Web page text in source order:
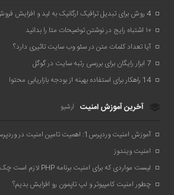
4 روش برای تبدیل ترافیک ارگانیک به لید و افزایش فروش
۱۰ اشتباه رایج در نوشتن توضیحات متا را بدانید
آیا تعداد کلمات متن در سئو وب سایت تاثیری دارد؟
7 ابزار رایگان برای بررسی رتبه سایت در گوگل
14 راهکار برای استفاده بهینه از بودجه بازاریابی محتوا
آخرین آموزش امنیت آرشیو
آموزش امنیت وردپرس1: اهمیت تامین امنیت در وردپرس
امنیت ویندوز
لیست مواردی که برای امنیت برنامه PHP لازم است چک شود
چطور امنیت کامپیوتر و لپ تاپمون رو افزایش بدیم؟